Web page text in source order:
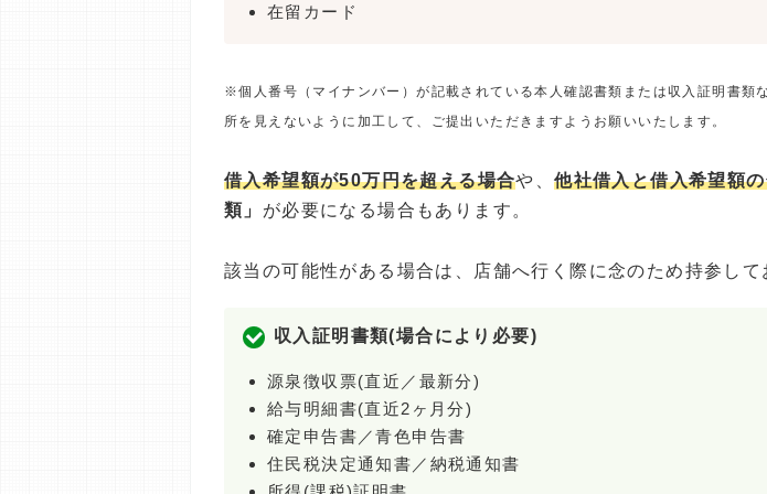
在留カード
※個人番号（マイナンバー）が記載されている本人確認書類または収入証明書
所を見えないように加工して、ご提出いただきますようお願いいたします。
借入希望額が50万円を超える場合や、他社借入と借入希望額
類」 が必要になる場合もあります。
該当の可能性がある場合は、店舗へ行く際に念のため持参して
収入証明書類(場合により必要)
源泉徴収票(直近／最新分)
給与明細書(直近2ヶ月分)
確定申告書／青色申告書
住民税決定通知書／納税通知書